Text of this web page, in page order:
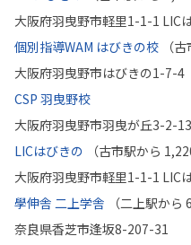
大阪府羽曳野市軽里1-1-1 LIC
個別指導WAM はびきの校
（
大阪府羽曳野市はびきの1-7-4
CSP 羽曳野校
大阪府羽曳野市羽曳が丘3-2-
LICはびきの
（古市駅から
大阪府羽曳野市軽里1-1-1 LIC
學伸舎 二上学舎
（二上駅から
奈良県香芝市逢坂8-207-31